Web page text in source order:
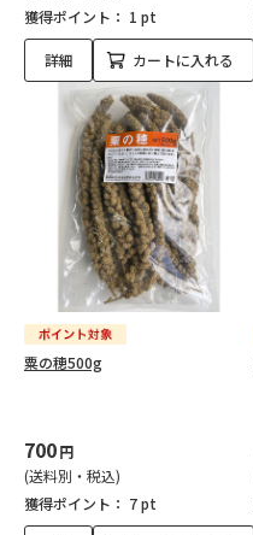
獲得ポイント： 1 pt
詳細 カートに入れる
粟の穂500g
700円
(送料別・税込)
獲得ポイント： 7 pt